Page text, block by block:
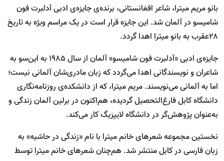
بانو مریم میترا، شاعر افغانستانی، برنده‌ی جایزه‌ی ادبی آدلبرت فون
شامیسو در آلمان شد. این جایزه قرار است در یک مراسم ویژه به تاریخ
۲۸عقرب به بانو میترا اهدا گردد.
جایزه‌‌ی ادبی «آدلبرت فون شامیسو» آلمان از سال ١٩٨٥ به این‌سو به
شاعران و نویسندگانی اهدا می‌گردد که زبان مادری‌شان آلمانی نیست؛
اما به آلمانی می‌نویسند. مریم میترا، که از دانشکده‌ی روزنامه‌نگاری
دانشگاه کابل فارغ‌التحصیل گردیده، هم‌اکنون در برلین آلمان زندگی و
به‌عنوان پژوهش‌گر در دانشگاه لایپزیگ کار می‌کند.
نخستین مجموعه شعرهای خانم میترا با نام «زندگی در حاشیه» به
زبان فارسی در کابل منتشر شد. هم‌چنان شعرهای خانم میترا توسط